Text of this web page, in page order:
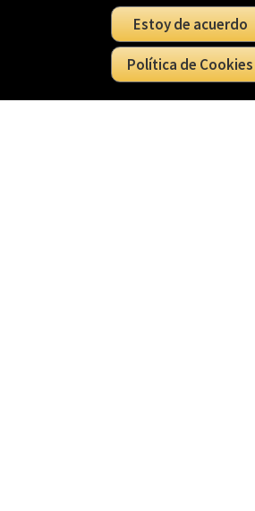
Estoy de acuerdo
Política de Cookies